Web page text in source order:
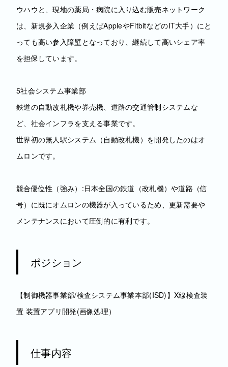
ウハウと、現地の薬局・病院に入り込む販売ネットワーク
は、新規参入企業（例えばAppleやFitbitなどのIT大手）にと
っても高い参入障壁となっており、継続して高いシェア率
を担保しています。
5社会システム事業部
鉄道の自動改札機や券売機、道路の交通管制システムな
ど、社会インフラを支える事業です。
世界初の無人駅システム（自動改札機）を開発したのはオ
ムロンです。
競合優位性（強み）:日本全国の鉄道（改札機）や道路（信
号）に既にオムロンの機器が入っているため、更新需要や
メンテナンスにおいて圧倒的に有利です。
ポジション
【制御機器事業部/検査システム事業本部(ISD)】X線検査装
置 装置アプリ開発(画像処理）
仕事内容